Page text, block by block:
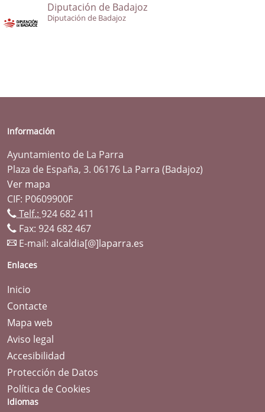
Diputación de Badajoz
Diputación de Badajoz
Información
Ayuntamiento de La Parra
Plaza de España, 3. 06176 La Parra (Badajoz)
Ver mapa
CIF: P0609900F
Telf.: 924 682 411
Fax: 924 682 467
E-mail: alcaldia[@]laparra.es
Enlaces
Inicio
Contacte
Mapa web
Aviso legal
Accesibilidad
Protección de Datos
Política de Cookies
Idiomas